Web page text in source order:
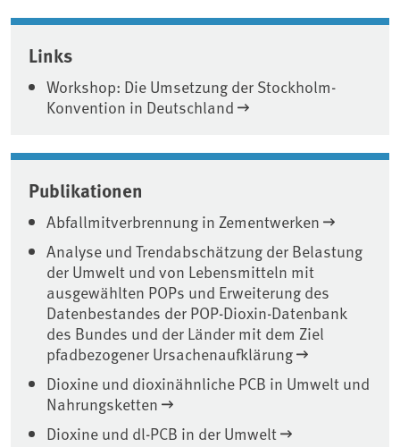
Associated content
Links
Workshop: Die Umsetzung der Stockholm-
Konvention in Deutschland
Publikationen
Abfallmitverbrennung in Zementwerken
Analyse und Trendabschätzung der Belastung
der Umwelt und von Lebensmitteln mit
ausgewählten POPs und Erweiterung des
Datenbestandes der POP-Dioxin-Datenbank
des Bundes und der Länder mit dem Ziel
pfadbezogener Ursachenaufklärung
Dioxine und dioxinähnliche PCB in Umwelt und
Nahrungsketten
Dioxine und dl-PCB in der Umwelt